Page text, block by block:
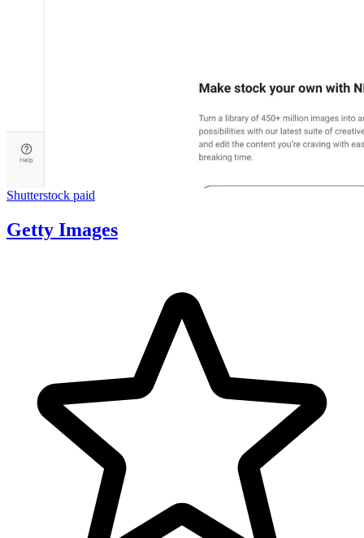
Shutterstock paid
Getty Images